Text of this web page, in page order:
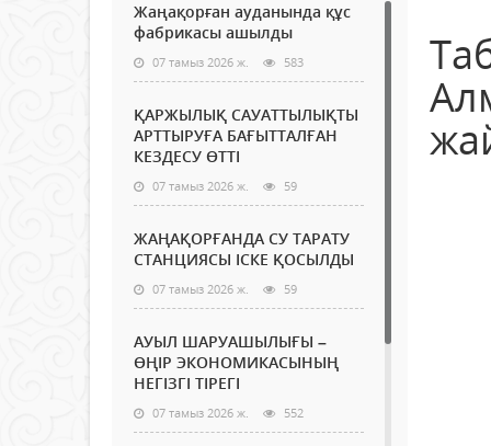
Жаңақорған ауданында құс
фабрикасы ашылды
07 тамыз 2026 ж. 583
ҚАРЖЫЛЫҚ САУАТТЫЛЫҚТЫ
АРТТЫРУҒА БАҒЫТТАЛҒАН
КЕЗДЕСУ ӨТТІ
07 тамыз 2026 ж. 59
ЖАҢАҚОРҒАНДА СУ ТАРАТУ
СТАНЦИЯСЫ ІСКЕ ҚОСЫЛДЫ
07 тамыз 2026 ж. 59
АУЫЛ ШАРУАШЫЛЫҒЫ –
ӨҢІР ЭКОНОМИКАСЫНЫҢ
НЕГІЗГІ ТІРЕГІ
07 тамыз 2026 ж. 552